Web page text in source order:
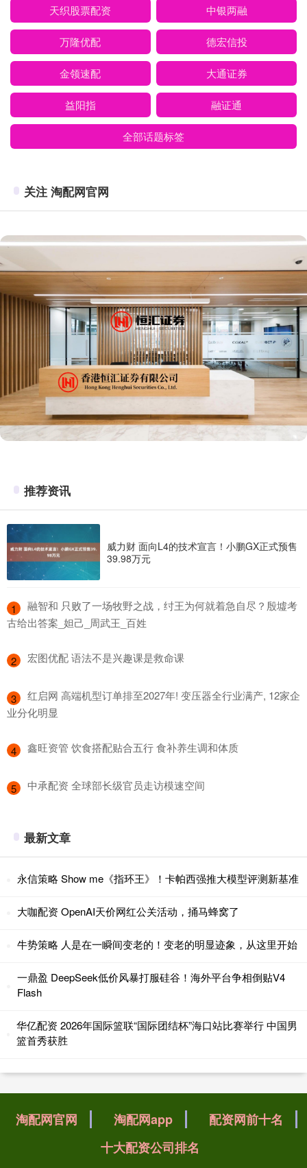
天织股票配资 中银两融
万隆优配 德宏信投
金领速配 大通证券
益阳指 融证通
全部话题标签
关注 淘配网官网
推荐资讯
威力财 面向L4的技术宣言！小鹏GX正式预售
39.98万元
1
​融智和 只败了一场牧野之战，纣王为何就着急自尽？殷墟考
古给出答案_妲己_周武王_百姓
2 ​宏图优配 语法不是兴趣课是救命课
3
​红启网 高端机型订单排至2027年! 变压器全行业满产, 12家企
业分化明显
4 ​鑫旺资管 饮食搭配贴合五行 食补养生调和体质
5 ​中承配资 全球部长级官员走访模速空间
最新文章
永信策略 Show me《指环王》！卡帕西强推大模型评测新基准
大咖配资 OpenAI天价网红公关活动，捅马蜂窝了
牛势策略 人是在一瞬间变老的！变老的明显迹象，从这里开始
一鼎盈 DeepSeek低价风暴打服硅谷！海外平台争相倒贴V4
Flash
华亿配资 2026年国际篮联“国际团结杯”海口站比赛举行 中国男
篮首秀获胜
淘配网官网 淘配网app
配资网前十名
十大配资公司排名